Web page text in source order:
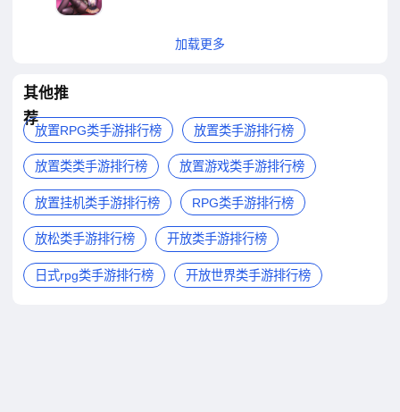
加载更多
其他推
荐
放置RPG类手游排行榜 放置类手游排行榜
放置类类手游排行榜 放置游戏类手游排行榜
放置挂机类手游排行榜 RPG类手游排行榜
放松类手游排行榜 开放类手游排行榜
日式rpg类手游排行榜 开放世界类手游排行榜